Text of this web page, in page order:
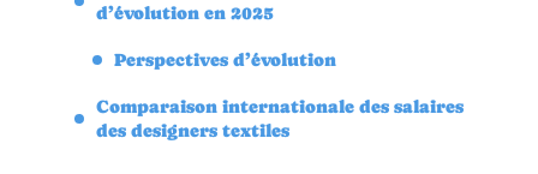
d’évolution en 2025
Perspectives d’évolution
Comparaison internationale des salaires
des designers textiles